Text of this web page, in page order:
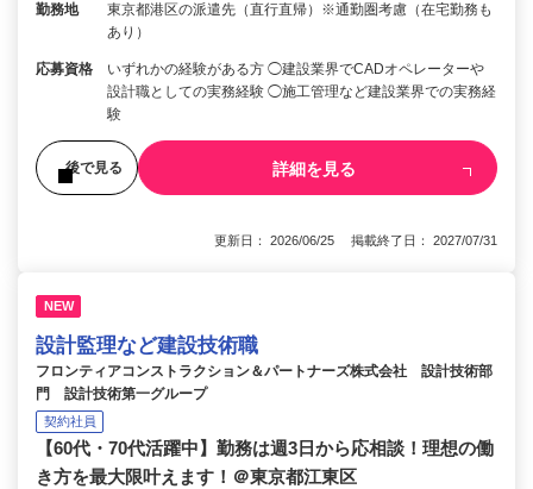
勤務地
東京都港区の派遣先（直行直帰）※通勤圏考慮（在宅勤務も
あり）
応募資格
いずれかの経験がある方 ◯建設業界でCADオペレーターや
設計職としての実務経験 ◯施工管理など建設業界での実務経
験
後で見る 詳細を見る
更新日： 2026/06/25 掲載終了日： 2027/07/31
NEW
設計監理など建設技術職
フロンティアコンストラクション＆パートナーズ株式会社 設計技術部
門 設計技術第一グループ
契約社員
【60代・70代活躍中】勤務は週3日から応相談！理想の働
き方を最大限叶えます！＠東京都江東区